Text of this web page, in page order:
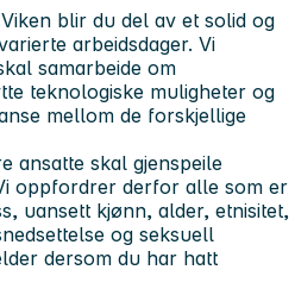
blir du del av et solid og
arbeidsdager. Vi
samarbeide om
teknologiske muligheter og
mellom de forskjellige
ansatte skal gjenspeile
oppfordrer derfor alle som er
uansett kjønn, alder, etnisitet,
og seksuell
dersom du har hatt